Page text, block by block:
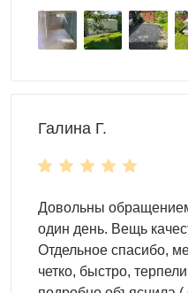
Галина Г.
Довольны
один день. Вещь
Отдельное спасибо,
четко, быстро,